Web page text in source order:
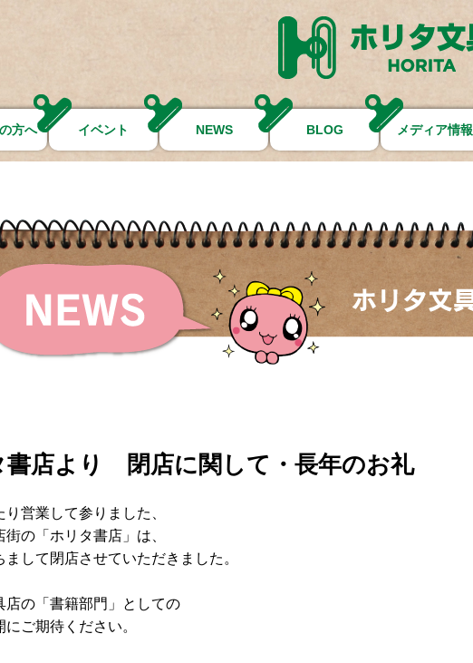
方へ イベント NEWS BLOG メディア情報
書店より 閉店に関して・長年のお礼
り営業して参りました、
街の「ホリタ書店」は、
まして閉店させていただきました。
店の「書籍部門」としての
ご期待ください。